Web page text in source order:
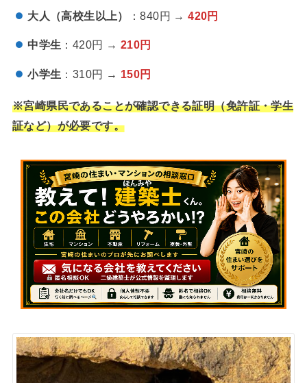
大人（高校生以上） ：840円 →420円
中学生 ：420円 → 210円
小学生 ：310円 → 150円
※宮崎県民であることが確認できる証明（免許証・学生
証など）が必要です。